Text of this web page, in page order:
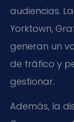
audiencias.
Yorktown,
generan un
de tráfico y
gestionar.
Además, la